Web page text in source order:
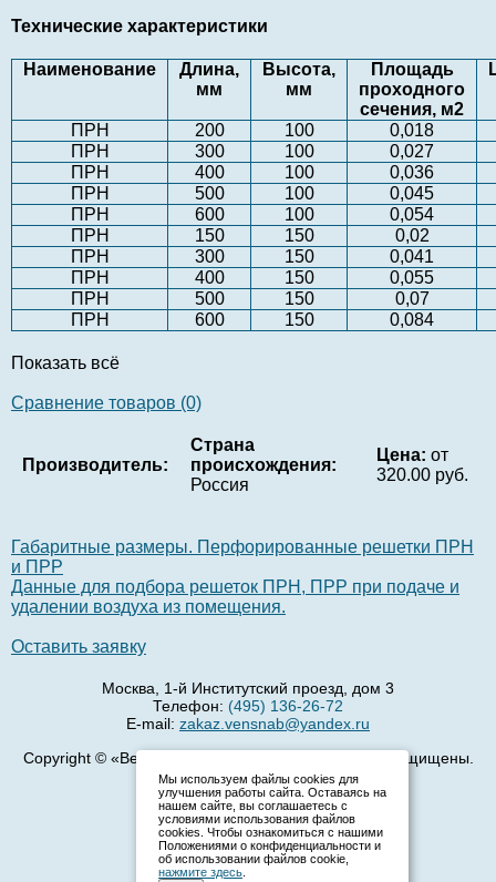
Технические характеристики
Наименование
Длина,
мм
Высота,
мм
Площадь
проходного
сечения, м2
ПРН 200 100 0,018
ПРН
300 100 0,027
ПРН
400 100 0,036
ПРН
500 100 0,045
ПРН
600 100 0,054
ПРН
150 150 0,02
ПРН
300 150 0,041
ПРН
400 150 0,055
ПРН
500 150 0,07
ПРН
600 150 0,084
Показать всё
Сравнение товаров (0)
Производитель:
Страна
происхождения:
Россия
Цена: от
320.00 руб.
Габаритные размеры. Перфорированные решетки ПРН
и ПРР
Данные для подбора решеток ПРН, ПРР при подаче и
удалении воздуха из помещения.
Оставить заявку
Москва, 1-й Институтский проезд, дом 3
Телефон: (495) 136-26-72
E-mail: zakaz.vensnab@yandex.ru
Copyright © «ВентСнаб», 2008 - 2026 г. Все права защищены.
Мы используем файлы cookies для
улучшения работы сайта. Оставаясь на
нашем сайте, вы соглашаетесь с
условиями использования файлов
cookies. Чтобы ознакомиться с нашими
Положениями о конфиденциальности и
об использовании файлов cookie,
нажмите здесь